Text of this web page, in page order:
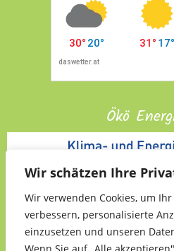
Wir schätzen Ihre
Wir verwenden Cookies, um
verbessern, personalisierte
einzusetzen und unseren
Ökö